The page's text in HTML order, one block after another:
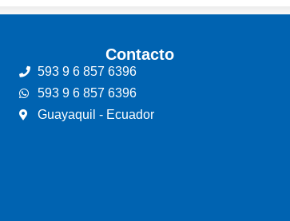
Contacto
593 9 6 857 6396
593 9 6 857 6396
Guayaquil - Ecuador